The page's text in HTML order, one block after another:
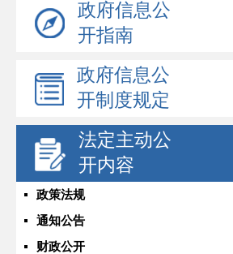
政府信息公
开指南
政府信息公
开制度规定
法定主动公
开内容
政策法规
通知公告
财政公开